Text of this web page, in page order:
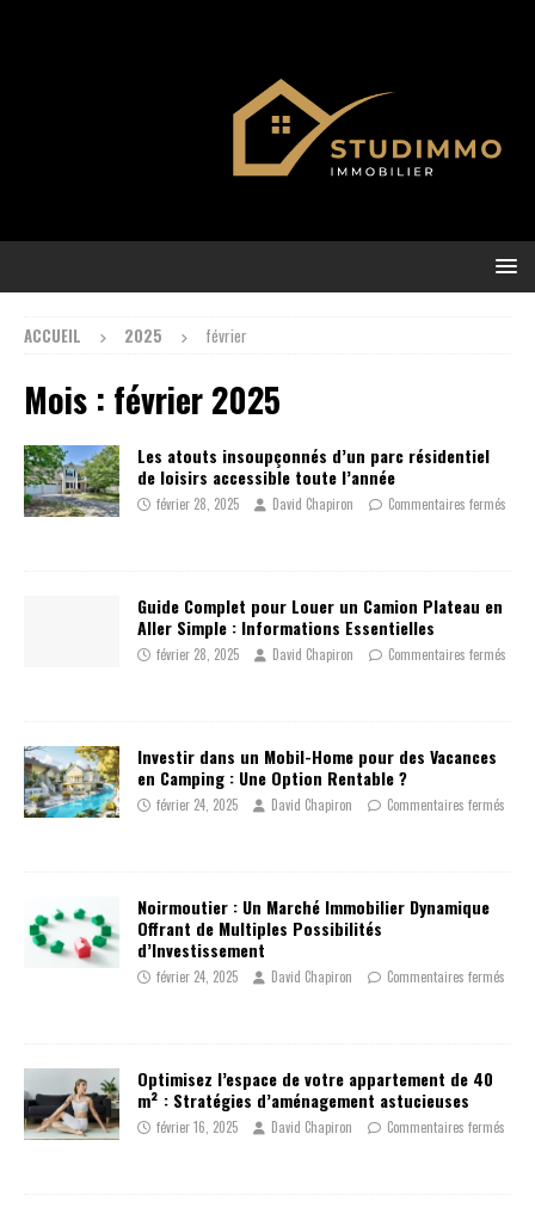
ACCUEIL 2025 février
Mois : février 2025
Les atouts insoupçonnés d’un parc résidentiel
de loisirs accessible toute l’année
février 28, 2025 David Chapiron Commentaires fermés
Guide Complet pour Louer un Camion Plateau en
Aller Simple : Informations Essentielles
février 28, 2025 David Chapiron Commentaires fermés
Investir dans un Mobil-Home pour des Vacances
en Camping : Une Option Rentable ?
février 24, 2025 David Chapiron Commentaires fermés
Noirmoutier : Un Marché Immobilier Dynamique
Offrant de Multiples Possibilités
d’Investissement
février 24, 2025 David Chapiron Commentaires fermés
Optimisez l’espace de votre appartement de 40
m² : Stratégies d’aménagement astucieuses
février 16, 2025 David Chapiron Commentaires fermés